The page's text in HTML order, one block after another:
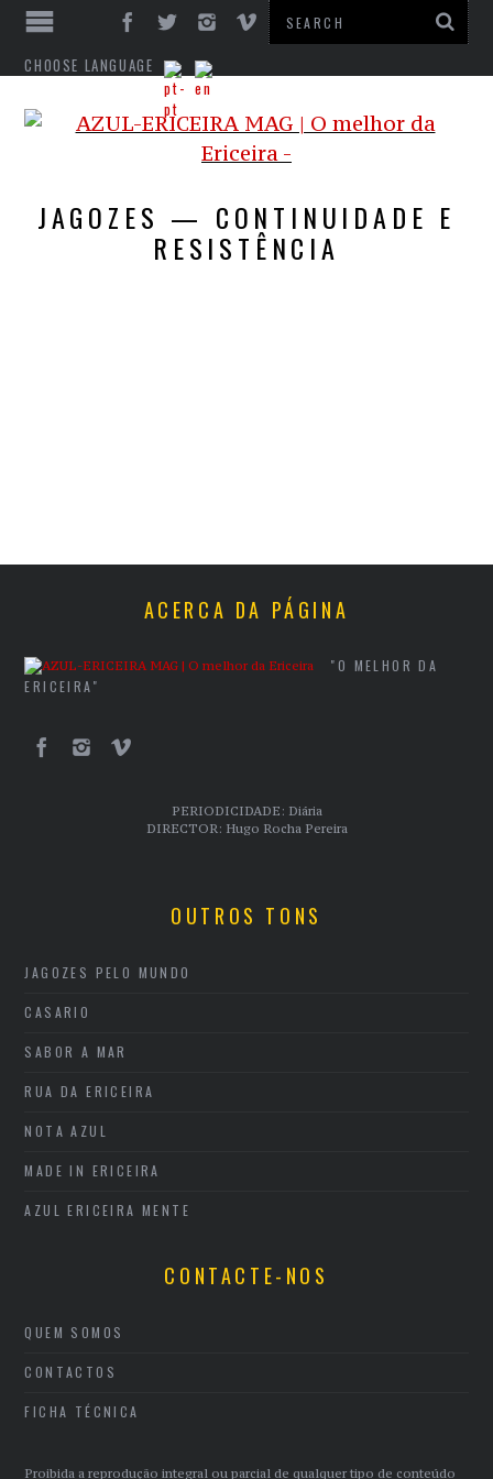
CHOOSE LANGUAGE
JAGOZES — CONTINUIDADE E
RESISTÊNCIA
ACERCA DA PÁGINA
"O MELHOR DA
ERICEIRA"
PERIODICIDADE: Diária
DIRECTOR: Hugo Rocha Pereira
OUTROS TONS
JAGOZES PELO MUNDO
CASARIO
SABOR A MAR
RUA DA ERICEIRA
NOTA AZUL
MADE IN ERICEIRA
AZUL ERICEIRA MENTE
CONTACTE-NOS
QUEM SOMOS
CONTACTOS
FICHA TÉCNICA
Proibida a reprodução integral ou parcial de qualquer tipo de conteúdo